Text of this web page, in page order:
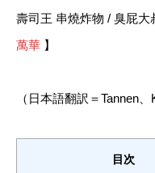
壽司王 串燒炸物 / 臭屁大
萬華 】
（日本語翻訳＝Tannen、
目次